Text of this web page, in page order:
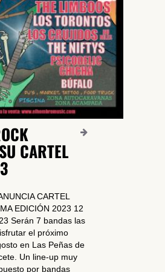
CARTEL
CARTEL
EDICIÓN 2023 12
Serán 7 bandas las
el próximo
en Las Peñas de
Un line-up muy
por bandas